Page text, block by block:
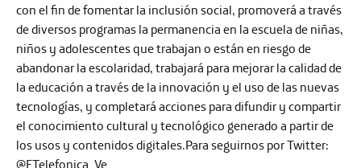
con el fin de fomentar la inclusión social, promoverá a través
de diversos programas la permanencia en la escuela de niñas,
niños y adolescentes que trabajan o están en riesgo de
abandonar la escolaridad, trabajará para mejorar la calidad de
la educación a través de la innovación y el uso de las nuevas
tecnologías, y completará acciones para difundir y compartir
el conocimiento cultural y tecnológico generado a partir de
los usos y contenidos digitales.Para seguirnos por Twitter:
@FTelefonica_Ve